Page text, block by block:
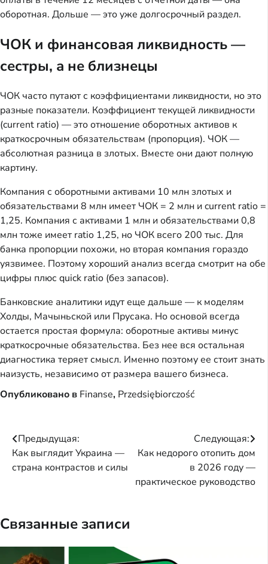
оборотная. Дольше — это уже долгосрочный раздел.
ЧОК и финансовая ликвидность —
сестры, а не близнецы
ЧОК часто путают с коэффициентами ликвидности, но это
разные показатели. Коэффициент текущей ликвидности
(current ratio) — это отношение оборотных активов к
краткосрочным обязательствам (пропорция). ЧОК —
абсолютная разница в злотых. Вместе они дают полную
картину.
Компания с оборотными активами 10 млн злотых и
обязательствами 8 млн имеет ЧОК = 2 млн и current ratio =
1,25. Компания с активами 1 млн и обязательствами 0,8
млн тоже имеет ratio 1,25, но ЧОК всего 200 тыс. Для
банка пропорции похожи, но вторая компания гораздо
уязвимее. Поэтому хороший анализ всегда смотрит на обе
цифры плюс quick ratio (без запасов).
Банковские аналитики идут еще дальше — к моделям
Холды, Мачыньской или Прусака. Но основой всегда
остается простая формула: оборотные активы минус
краткосрочные обязательства. Без нее вся остальная
диагностика теряет смысл. Именно поэтому ее стоит знать
наизусть, независимо от размера вашего бизнеса.
Опубликовано в Finanse, Przedsiębiorczość
Навигация
по
Предыдущая:
Как выглядит Украина —
страна контрастов и силы
Следующая:
Как недорого отопить дом
в 2026 году —
практическое руководство
Связанные записи